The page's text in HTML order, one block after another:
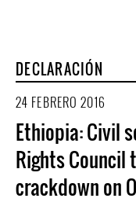
DECLARACIÓN
24 FEBRERO 2016
Ethiopia: Civil
Rights Council
crackdown on